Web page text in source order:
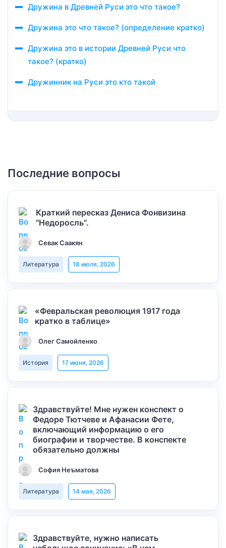
Дружина в Древней Руси это что такое?
Дружина это что такое? (определение кратко)
Дружина это в истории Древней Руси что
такое? (кратко)
Дружинник на Руси это кто такой
Последние вопросы
Краткий пересказ Дениса Фонвизина
"Недоросль".
Севак Саакян
Литература 18 июля, 2026
«Февральская революция 1917 года
кратко в таблице»
Олег Самойленко
История 17 июня, 2026
Здравствуйте! Мне нужен конспект о
Федоре Тютчеве и Афанасии Фете,
включающий информацию о его
биографии и творчестве. В конспекте
обязательно должны
София Неъматова
Литература 14 мая, 2026
Здравствуйте, нужно написать